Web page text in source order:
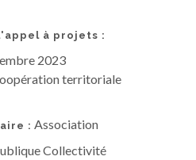
à projets :
2023
territoriale
: Association
Collectivité